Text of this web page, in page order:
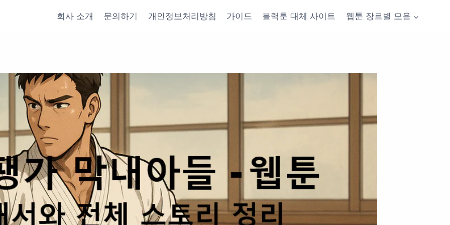
회사 소개 문의하기 개인정보처리방침 가이드 블랙툰 대체 사이트 웹툰 장르별 모음